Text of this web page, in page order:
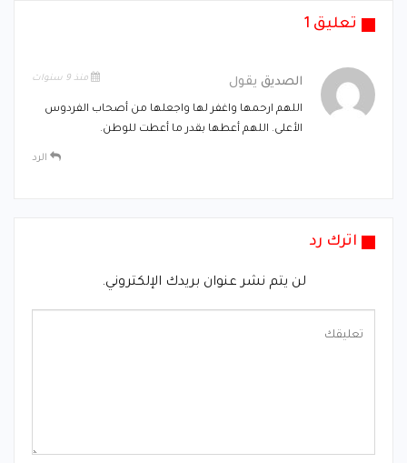
تعليق 1
الصديق يقول منذ 9 سنوات
اللهم ارحمها واغفر لها واجعلها من أصحاب الفردوس
الأعلى. اللهم أعطها بقدر ما أعطت للوطن.
الرد
اترك رد
لن يتم نشر عنوان بريدك الإلكتروني.